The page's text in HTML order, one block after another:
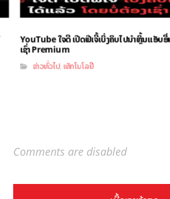
YouTube ໃຈດີ ເປີດຟີເຈີ້ເບິ່ງຄິບໄປນຳຫຼິ້ນແອັບ
ເຊົ່າ Premium
ຂ່າວທົ່ວໄປ ເທັກໂນໂລຢີ
Comments are disabled